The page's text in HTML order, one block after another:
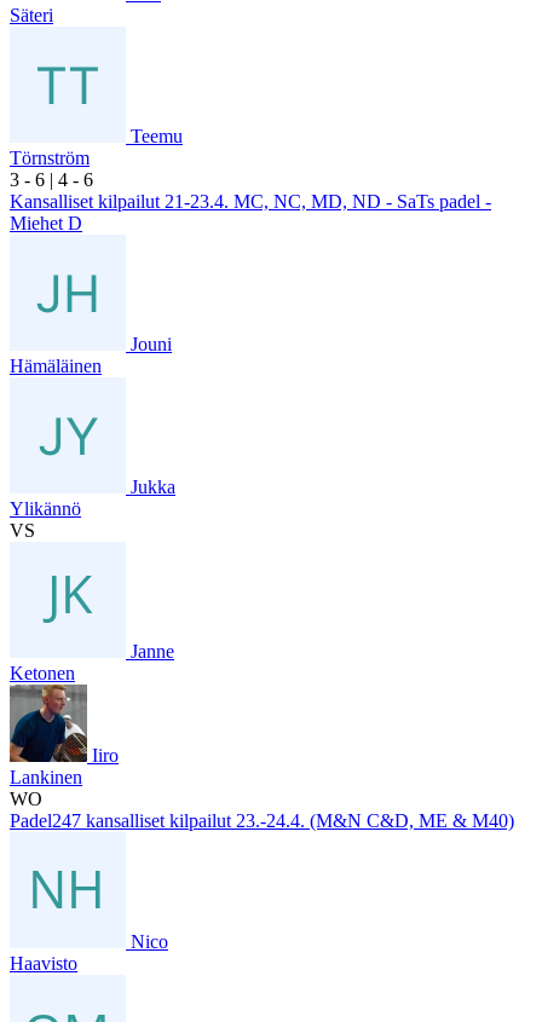
Säteri
Teemu
Törnström
3 - 6 | 4 - 6
Kansalliset kilpailut 21-23.4. MC, NC, MD, ND - SaTs padel -
Miehet D
Jouni
Hämäläinen
Jukka
Ylikännö
VS
Janne
Ketonen
Iiro
Lankinen
WO
Padel247 kansalliset kilpailut 23.-24.4. (M&N C&D, ME & M40)
Nico
Haavisto